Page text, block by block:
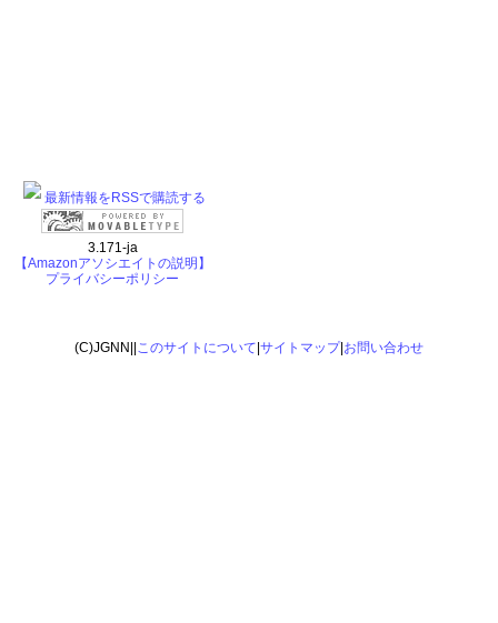
最新情報をRSSで購読する
3.171-ja
【Amazonアソシエイトの説明】
プライバシーポリシー
(C)JGNN|| このサイトについて サイトマップ| お問い合わせ